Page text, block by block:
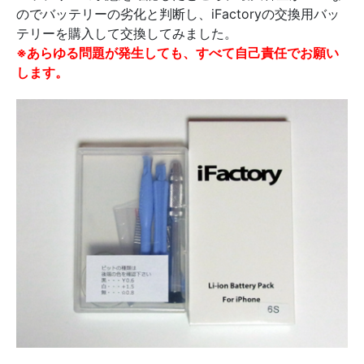
のでバッテリーの劣化と判断し、iFactoryの交換用バッ
テリーを購入して交換してみました。
※あらゆる問題が発生しても、すべて自己責任でお願い
します。